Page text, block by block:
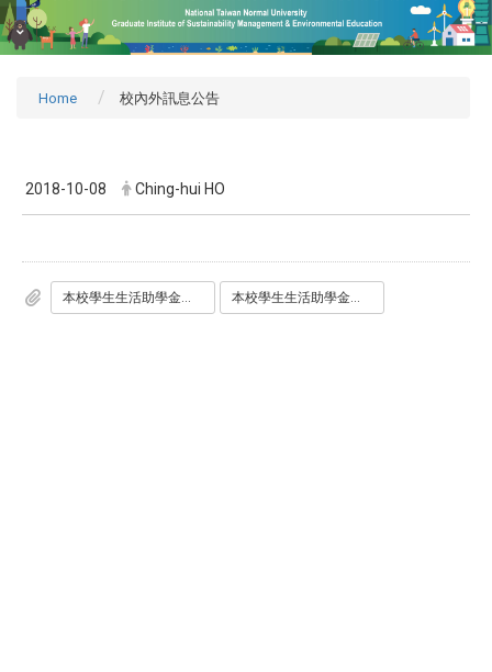
Home 校內外訊息公告
2018-10-08 Ching-hui HO
本校學生生活助學金實施要點.pdf 本校學生生活助學金實施要點部分條文修正對照表.pdf